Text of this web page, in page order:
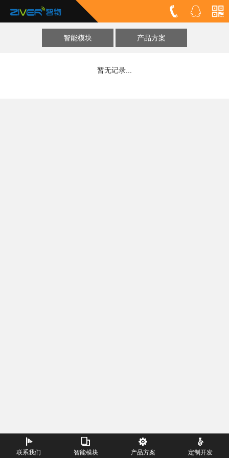
智能模块 产品方案
暂无记录...
联系我们 智能模块 产品方案 定制开发